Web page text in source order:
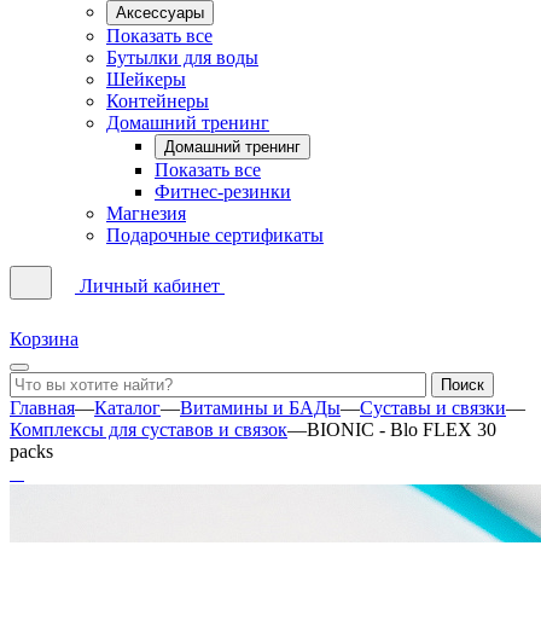
Аксессуары
Показать все
Бутылки для воды
Шейкеры
Контейнеры
Домашний тренинг
Домашний тренинг
Показать все
Фитнес-резинки
Магнезия
Подарочные сертификаты
Личный кабинет
Корзина
Главная—Каталог—Витамины и БАДы—Суставы и связки—
Комплексы для суставов и связок—BIONIC - Blo FLEX 30
packs